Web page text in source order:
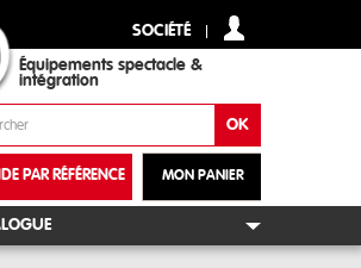
SOCIÉTÉ
Équipements spectacle &
intégration
MON PANIER
PAR RÉFÉRENCE
+